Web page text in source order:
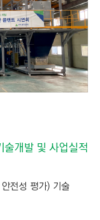
개발 및 사업실적
전성 평가) 기술